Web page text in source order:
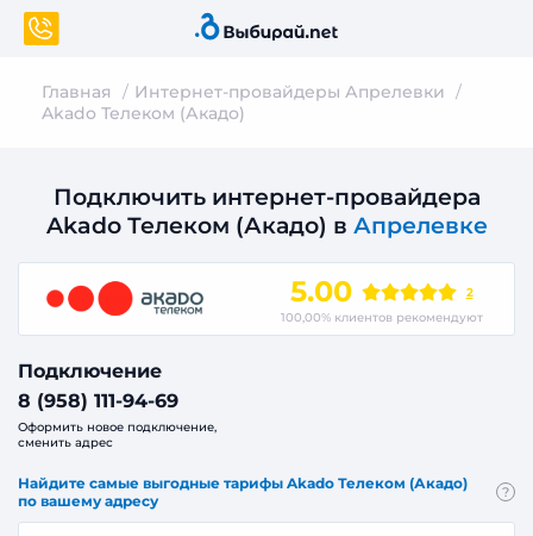
Главная
Интернет-провайдеры Апрелевки
Akado Телеком (Акадо)
Подключить интернет-провайдера
Akado Телеком (Акадо) в Апрелевке
5.00
2
100,00% клиентов рекомендуют
Подключение
8 (958) 111-94-69
Оформить новое подключение,
сменить адрес
Найдите самые выгодные тарифы Akado Телеком (Акадо)
по вашему адресу
?